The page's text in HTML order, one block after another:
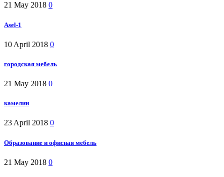
21 May 2018 0
Asel-1
10 April 2018 0
городская мебель
21 May 2018 0
камелии
23 April 2018 0
Образование и офисная мебель
21 May 2018 0